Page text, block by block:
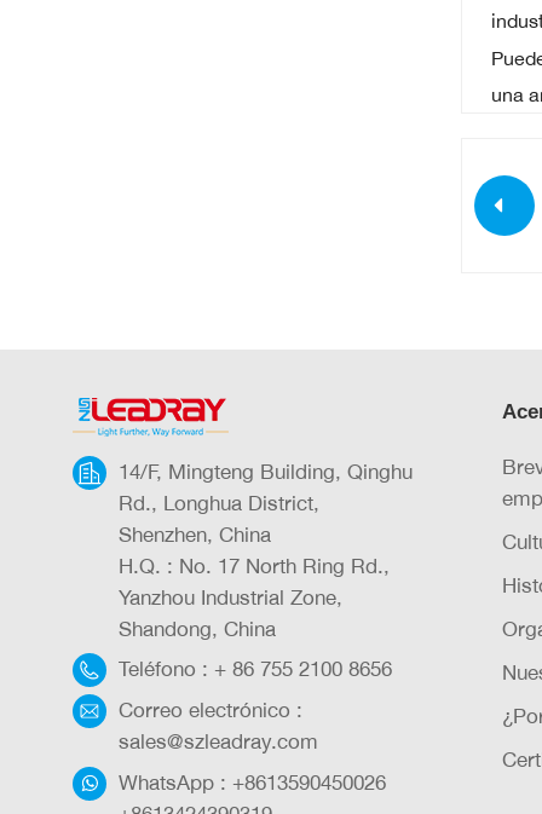
una
14/F, Mingteng Building, Qinghu
Rd., Longhua District,
Shenzhen, China
H.Q. : No. 17 North Ring Rd.,
Yanzhou Industrial Zone,
Shandong, China
Teléfono : + 86 755 2100 8656
Correo electrónico :
sales@szleadray.com
WhatsApp : +8613590450026